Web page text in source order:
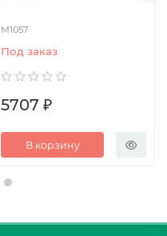
М1057
Под заказ
5707 ₽
В корзину